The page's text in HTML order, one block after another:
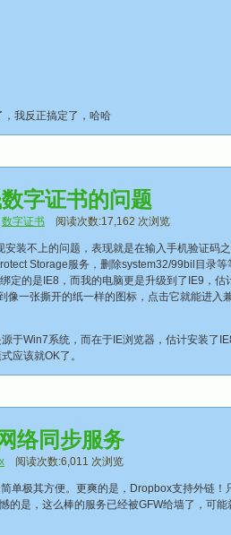
我反正搞定了，哈哈
字证书的问题
数字证书 阅读次数:17,162 次浏览
不上的问题，表现就是在输入手机验证码之
Storage服务，删除system32/99bil目录
定的是IE8，而我的电脑更是升级到了IE9，
像一张撕开的纸一样的图标，点击它就能进
Win7系统，而在于IE浏览器，估计安装了
应该就OK了。
络同步服务
阅读次数:6,011 次浏览
极其方便。更爽的是，Dropbox支持外链！
的是，这么棒的服务已经被GFW给墙了，可能